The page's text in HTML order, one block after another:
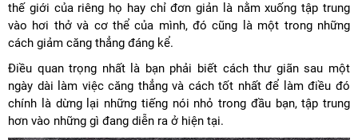
thế giới của riêng họ hay chỉ đơn giản là nằm xuống tập trung
vào hơi thở và cơ thể của mình, đó cũng là một trong những
cách giảm căng thẳng đáng kể.
Điều quan trọng nhất là bạn phải biết cách thư giãn sau một
ngày dài làm việc căng thẳng và cách tốt nhất để làm điều đó
chính là dừng lại những tiếng nói nhỏ trong đầu bạn, tập trung
hơn vào những gì đang diễn ra ở hiện tại.